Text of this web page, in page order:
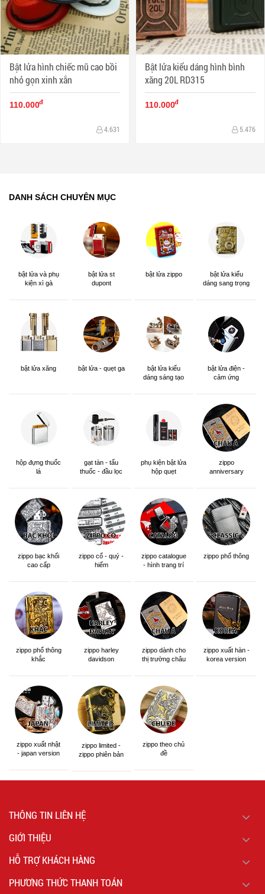
Bật lửa hình chiếc mũ cao bồi
nhỏ gọn xinh xắn
110.000đ
4.631
Bật lửa kiểu dáng hình bình
xăng 20L RD315
110.000đ
5.476
DANH SÁCH CHUYÊN MỤC
bật lửa và phụ
kiện xì gà
bật lửa st
dupont
bật lửa zippo
bật lửa kiểu
dáng sang trọng
bật lửa xăng bật lửa - quẹt ga
bật lửa kiểu
dáng sáng tạo
bật lửa điện -
cảm ứng
hộp đựng thuốc
lá
gạt tàn - tẩu
thuốc - đầu lọc
phụ kiện bật lửa
hộp quẹt
zippo
anniversary
zippo bạc khối
cao cấp
zippo cổ - quý -
hiếm
zippo catalogue
- hình trang trí
zippo phổ thông
zippo phổ thông
khắc
zippo harley
davidson
zippo dành cho
thị trường châu
zippo xuất hàn -
korea version
zippo xuất nhật
- japan version
zippo limited -
zippo phiên bản
zippo theo chủ
đề
THÔNG TIN LIÊN HỆ
GIỚI THIỆU
HỖ TRỢ KHÁCH HÀNG
PHƯƠNG THỨC THANH TOÁN